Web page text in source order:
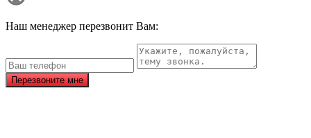
Наш менеджер перезвонит Вам:
Перезвоните мне